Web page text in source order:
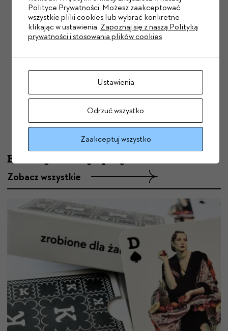
Zapisz się
Wyrażam zgodę na wiadomości od Teatru Komedia.
Extrasy i oferty specjalne
Zobacz wszystkie
Polityce Prywatności. Możesz zaakceptować
wszystkie pliki cookies lub wybrać konkretne
klikając w ustawienia. Zapoznaj się z naszą Polityką
prywatności i stosowania plików cookies
Ustawienia
Odrzuć wszystko
Zaakceptuj wszystko